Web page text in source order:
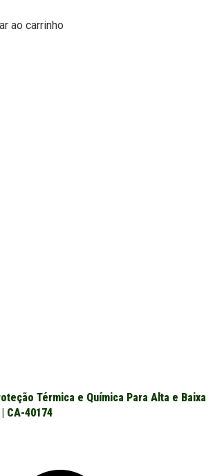
ao carrinho
Térmica e Química Para Alta e Baixa
CA-40174